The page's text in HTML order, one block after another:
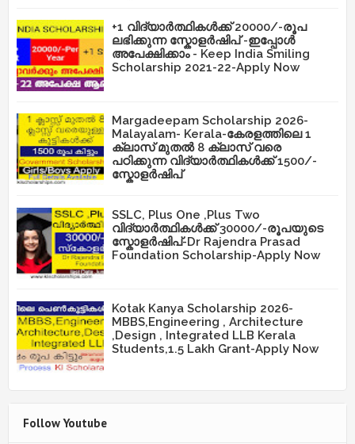
+1 വിദ്യാർത്ഥികൾക്ക് 20000/-രൂപ
ലഭിക്കുന്ന സ്കോളർഷിപ് -ഇപ്പോൾ
അപേക്ഷിക്കാം - Keep India Smiling
Scholarship 2021-22-Apply Now
Margadeepam Scholarship 2026-
Malayalam- Kerala-കേരളത്തിലെ 1
ക്ലാസ് മുതൽ 8 ക്ലാസ് വരെ
പഠിക്കുന്ന വിദ്യാർത്ഥികൾക്ക് 1500/-
സ്കോളർഷിപ്
SSLC, Plus One ,Plus Two
വിദ്യാർത്ഥികൾക്ക് 30000/-രൂപയുടെ
സ്കോളർഷിപ്-Dr Rajendra Prasad
Foundation Scholarship-Apply Now
Kotak Kanya Scholarship 2026-
MBBS,Engineering , Architecture
,Design , Integrated LLB Kerala
Students,1.5 Lakh Grant-Apply Now
Follow Youtube